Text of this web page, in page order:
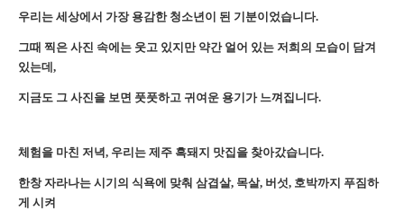
우리는 세상에서 가장 용감한 청소년이 된 기분이었습니다.
그때 찍은 사진 속에는 웃고 있지만 약간 얼어 있는 저희의 모습이 담겨
있는데,
지금도 그 사진을 보면 풋풋하고 귀여운 용기가 느껴집니다.
체험을 마친 저녁, 우리는 제주 흑돼지 맛집을 찾아갔습니다.
한창 자라나는 시기의 식욕에 맞춰 삼겹살, 목살, 버섯, 호박까지 푸짐하
게 시켜